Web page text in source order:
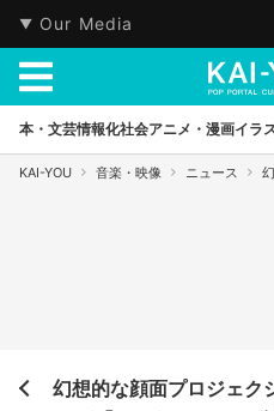
Our Media
本・文芸情報化社会アニメ・漫画イラ
KAI-YOU 音楽・映像 ニュース
幻想的な顔面プロジェ